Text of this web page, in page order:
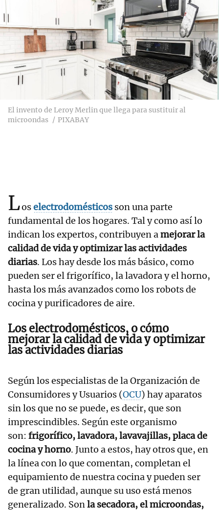
El invento de Leroy Merlin que llega para sustituir al
microondas
PIXABAY
Loselectrodomésticos son una parte
fundamental de los hogares. Tal y como así lo
indican los expertos, contribuyen amejorar la
calidad de vida y optimizar las actividades
diarias. Los hay desde los más básico, como
pueden ser el frigorífico, la lavadora y el horno,
hasta los más avanzados como los robots de
cocina y purificadores de aire.
Los electrodomésticos, o cómo
mejorar la calidad de vida y optimizar
las actividades diarias
Según los especialistas de la Organización de
Consumidores y Usuarios (OCU) hay aparatos
sin los que no se puede, es decir, que son
imprescindibles. Según este organismo
son: frigorífico, lavadora, lavavajillas, placa de
cocina y horno. Junto a estos, hay otros que, en
la línea con lo que comentan, completan el
equipamiento de nuestra cocina y pueden ser
de gran utilidad, aunque su uso está menos
generalizado. Sonla secadora, el microondas,